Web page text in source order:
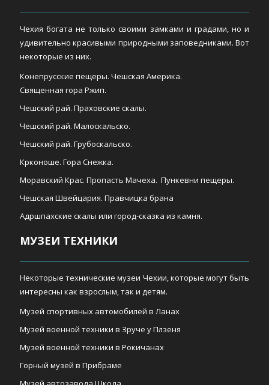
Чехия богата не только своими замками и градами, но и
удивительно красивыми природными заповедниками. Вот
некоторые из них.
Конепрусские пещеры. Чешская Америка.
Священная гора Ржип.
Чешский рай. Праховские скалы.
Чешский рай. Малоскальско.
Чешский рай. Грубоскальско.
Крконоше. Гора Снежка.
Моравский Крас. Пропасть Мачеха. Пункевни пещеры.
Чешская Швейцария. Правчицка брана
Адршпахские скалы или город-сказка из камня.
МУЗЕИ ТЕХНИКИ
Некоторые технические музеи Чехии, которые могут быть
интересны как взрослым, так и детям.
Музей спортивных автомобилей в Ланах
Музей военной техники в Зруче у Плзеня
Музей военной техники в Рокичанах
Горный музей в Прибраме